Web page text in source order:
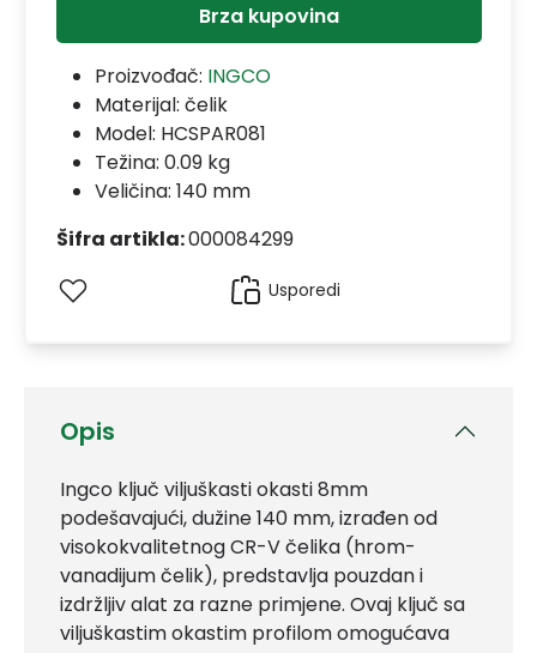
Opis
Ingco ključ viljuškasti okasti 8mm
podešavajući, dužine 140 mm, izrađen od
visokokvalitetnog CR-V čelika (hrom-
vanadijum čelik), predstavlja pouzdan i
izdržljiv alat za razne primjene. Ovaj ključ sa
viljuškastim okastim profilom omogućava
Brza kupovina
Proizvođač: INGCO
Materijal: čelik
Model: HCSPAR081
Težina: 0.09 kg
Veličina: 140 mm
Šifra artikla:000084299
Usporedi